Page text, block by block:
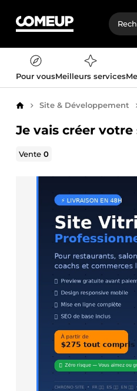
Pour vousMeilleurs services
AccueilSite & Développement
Je vais créer
Vente0